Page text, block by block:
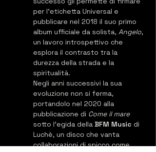
per l'etichetta Universal e
pubblicare nel 2018 il suo primo
album ufficiale da solista, Angelo,
un lavoro introspettivo che
esplora il contrasto tra la
durezza della strada e la
spiritualità.
Negli anni successivi la sua
evoluzione non si ferma,
portandolo nel 2020 alla
pubblicazione di Come il mare
sotto l'egida della BFM Music di
Luchè, un disco che vanta
collaborazioni di spicco come